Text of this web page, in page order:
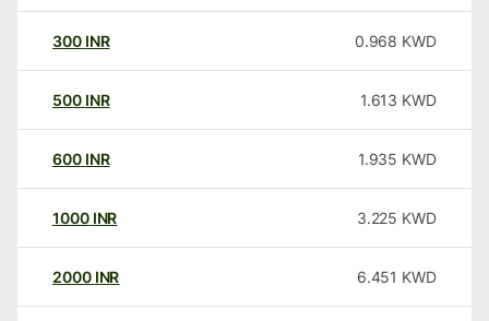
300 INR 0.968 KWD
500 INR 1.613 KWD
600 INR 1.935 KWD
1000 INR 3.225 KWD
2000 INR 6.451 KWD